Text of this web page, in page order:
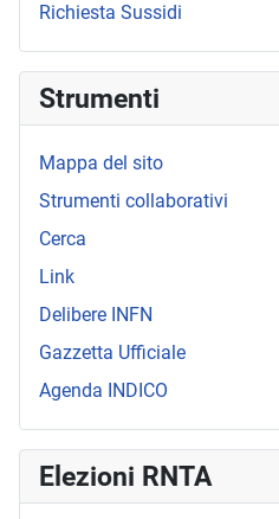
Richiesta Sussidi
Strumenti
Mappa del sito
Strumenti collaborativi
Cerca
Link
Delibere INFN
Gazzetta Ufficiale
Agenda INDICO
Elezioni RNTA